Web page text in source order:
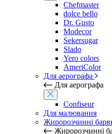
Chefmaster
dolce bello
Dr. Gusto
Modecor
Sekersugar
Slado
Yero colors
AmeriColor
Для аерографа
Для аерографа
Confiseur
Для малювання
Жиророзчинні
Жиророзчинні